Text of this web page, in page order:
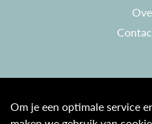
Om je een optimale service